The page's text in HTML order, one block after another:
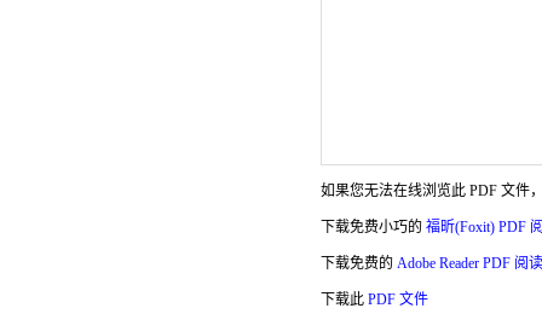
如果您无法在线浏览此 PDF 文件
下载免费小巧的 福昕(Foxit) PDF
下载免费的 Adobe Reader PDF 阅
下载此 PDF 文件